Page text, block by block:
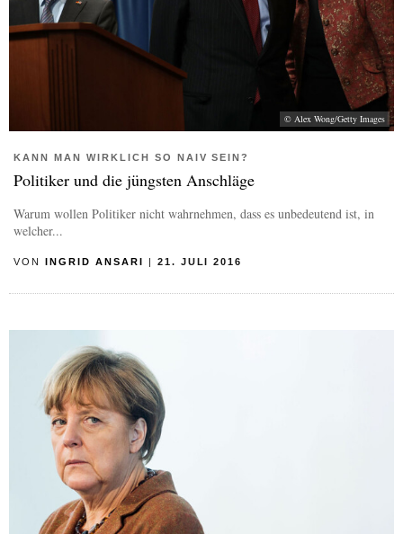
© Alex Wong/Getty Images
KANN MAN WIRKLICH SO NAIV SEIN?
Politiker und die jüngsten Anschläge
Warum wollen Politiker nicht wahrnehmen, dass es unbedeutend ist, in
welcher...
VON INGRID ANSARI | 21. JULI 2016